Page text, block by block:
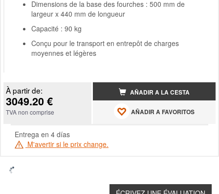
Dimensions de la base des fourches : 500 mm de
largeur x 440 mm de longueur
Capacité : 90 kg
Conçu pour le transport en entrepôt de charges
moyennes et légères
À partir de:
3049.20 €
TVA non comprise
AÑADIR A LA CESTA
AÑADIR A FAVORITOS
Entrega en 4 días
M'avertir si le prix change.